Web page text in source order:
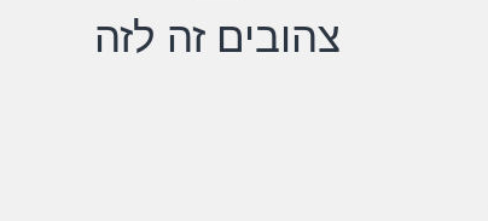
צהובים זה לזה